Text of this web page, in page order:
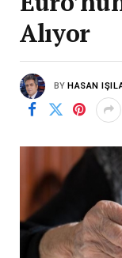
Alıyor
BY HASAN